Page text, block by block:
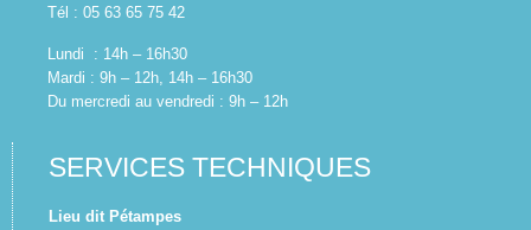
Tél : 05 63 65 75 42
Lundi : 14h – 16h30
Mardi : 9h – 12h, 14h – 16h30
Du mercredi au vendredi : 9h – 12h
SERVICES TECHNIQUES
Lieu dit Pétampes